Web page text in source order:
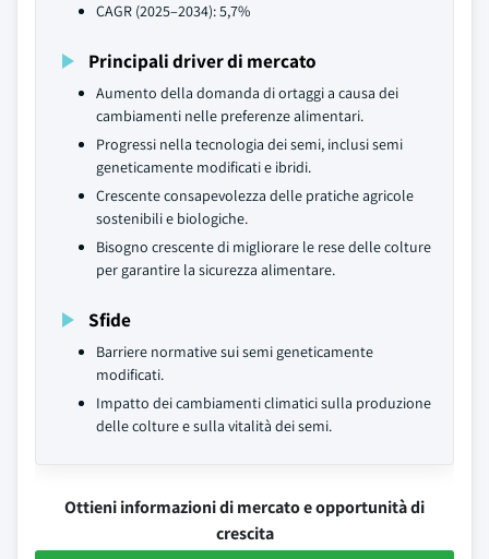
CAGR (2025–2034): 5,7%
Principali driver di mercato
Aumento della domanda di ortaggi a causa dei
cambiamenti nelle preferenze alimentari.
Progressi nella tecnologia dei semi, inclusi semi
geneticamente modificati e ibridi.
Crescente consapevolezza delle pratiche agricole
sostenibili e biologiche.
Bisogno crescente di migliorare le rese delle colture
per garantire la sicurezza alimentare.
Sfide
Barriere normative sui semi geneticamente
modificati.
Impatto dei cambiamenti climatici sulla produzione
delle colture e sulla vitalità dei semi.
Ottieni informazioni di mercato e opportunità di
crescita